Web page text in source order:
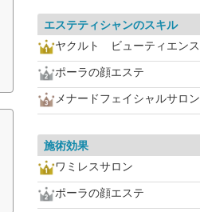
エステティシャンのスキル
ヤクルト ビューティエンス
ポーラの顔エステ
メナードフェイシャルサロン
施術効果
ワミレスサロン
ポーラの顔エステ